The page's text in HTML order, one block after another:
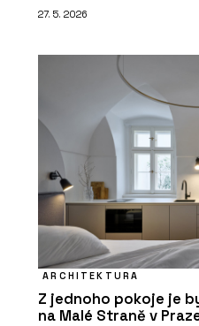
27. 5. 2026
ARCHITEKTURA
Z jednoho pokoje je
na Malé Straně v